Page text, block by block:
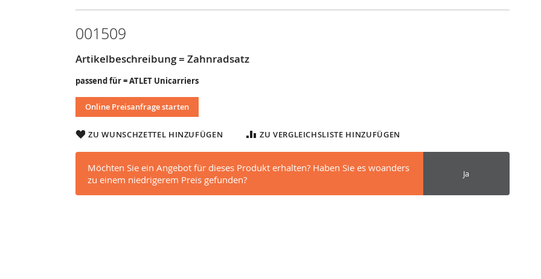
001509
Artikelbeschreibung = Zahnradsatz
passend für = ATLET Unicarriers
Online Preisanfrage starten
ZU WUNSCHZETTEL HINZUFÜGEN ZU VERGLEICHSLISTE HINZUFÜGEN
Möchten Sie ein Angebot für dieses Produkt erhalten? Haben Sie es woanders
zu einem niedrigerem Preis gefunden?
Ja